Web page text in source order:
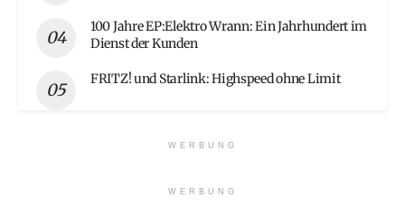
100 Jahre EP:Elektro Wrann: Ein Jahrhundert im
Dienst der Kunden
FRITZ! und Starlink: Highspeed ohne Limit
WERBUNG
WERBUNG